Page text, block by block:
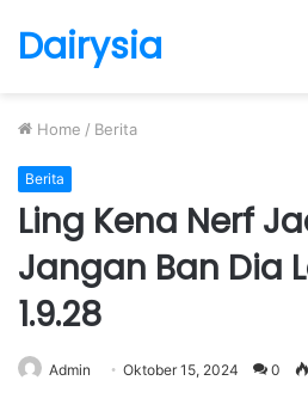
Dairysia
Home / Berita
Berita
Ling Kena Nerf
Jangan Ban Dia
1.9.28
Admin Oktober 15, 2024 0